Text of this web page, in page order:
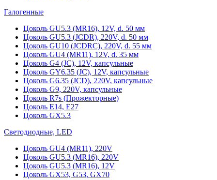
Галогенные
Цоколь GU5.3 (MR16), 12V, d. 50 мм
Цоколь GU5.3 (JCDR), 220V, d. 50 мм
Цоколь GU10 (JCDRC), 220V, d. 55 мм
Цоколь GU4 (MR11), 12V, d. 35 мм
Цоколь G4 (JC), 12V, капсульные
Цоколь GY6.35 (JC), 12V, капсульные
Цоколь G6.35 (JCD), 220V, капсульные
Цоколь G9, 220V, капсульные
Цоколь R7s (Прожекторные)
Цоколь E14, E27
Цоколь GX5.3
Светодиодные, LED
Цоколь GU4 (MR11), 220V
Цоколь GU5.3 (MR16), 220V
Цоколь GU5.3 (MR16), 12V
Цоколь GX53, G53, GX70